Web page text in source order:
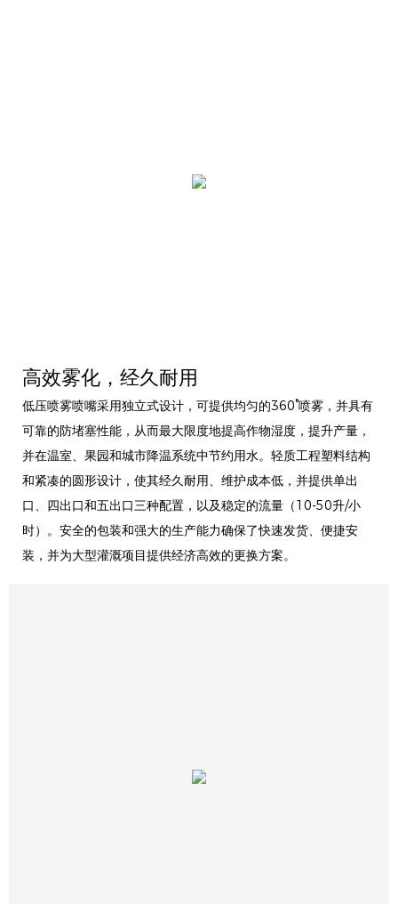
高效雾化，经久耐用
低压喷雾喷嘴采用独立式设计，可提供均匀的360°喷雾，并具有
可靠的防堵塞性能，从而最大限度地提高作物湿度，提升产量，
并在温室、果园和城市降温系统中节约用水。轻质工程塑料结构
和紧凑的圆形设计，使其经久耐用、维护成本低，并提供单出
口、四出口和五出口三种配置，以及稳定的流量（10-50升/小
时）。安全的包装和强大的生产能力确保了快速发货、便捷安
装，并为大型灌溉项目提供经济高效的更换方案。